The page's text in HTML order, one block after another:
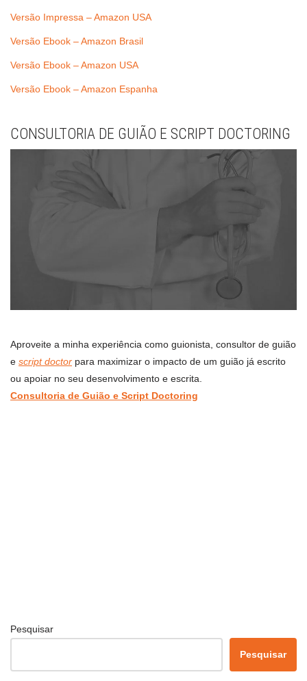
Versão Impressa – Amazon USA
Versão Ebook – Amazon Brasil
Versão Ebook – Amazon USA
Versão Ebook – Amazon Espanha
CONSULTORIA DE GUIÃO E SCRIPT DOCTORING
Aproveite a minha experiência como guionista, consultor de guião
e script doctor para maximizar o impacto de um guião já escrito
ou apoiar no seu desenvolvimento e escrita.
Consultoria de Guião e Script Doctoring
Pesquisar
Pesquisar